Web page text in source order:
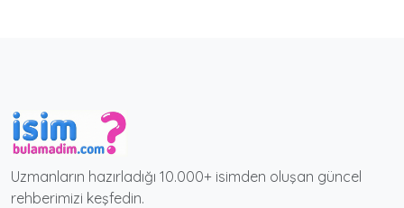
Uzmanların hazırladığı 10.000+ isimden oluşan güncel
rehberimizi keşfedin.